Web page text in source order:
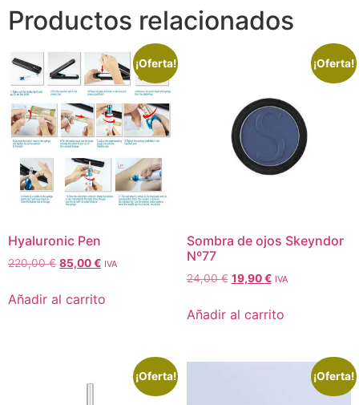
Productos relacionados
¡Oferta!
Hyaluronic Pen
220,00€ 85,00€ IVA
Añadir al carrito
¡Oferta!
Sombra de ojos Skeyndor
Nº77
24,00€ 19,90€ IVA
Añadir al carrito
¡Oferta! ¡Oferta!